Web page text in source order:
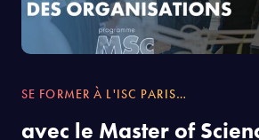
SE FORMER À L'ISC PARIS…
avec le Master of